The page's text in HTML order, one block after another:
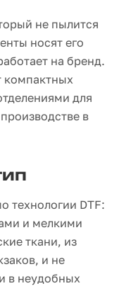
не пылится
носят его
на бренд.
компактных
для
в
технологии DTF:
и мелкими
ткани, из
и не
в неудобных